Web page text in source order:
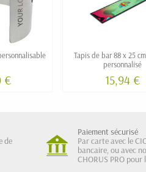
€
Tapis de bar 88 x 25 cm
personnalisé
15,94 €
de
Paiement sécurisé
Par carte avec le
bancaire, ou avec
CHORUS PRO